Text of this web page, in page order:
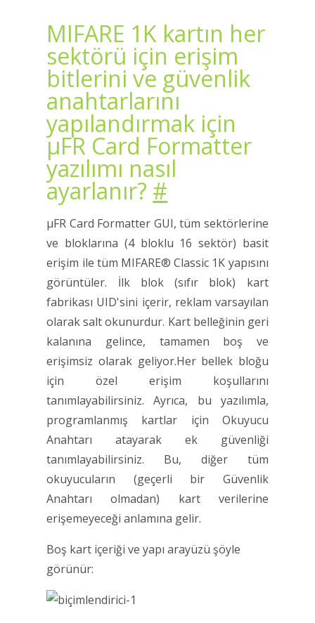
MIFARE 1K kartın her
sektörü için erişim
bitlerini ve güvenlik
anahtarlarını
yapılandırmak için
μFR Card Formatter
yazılımı nasıl
ayarlanır? #
μFR Card Formatter GUI, tüm sektörlerine
ve bloklarına (4 bloklu 16 sektör) basit
erişim ile tüm MIFARE® Classic 1K yapısını
görüntüler. İlk blok (sıfır blok) kart
fabrikası UID'sini içerir, reklam varsayılan
olarak salt okunurdur. Kart belleğinin geri
kalanına gelince, tamamen boş ve
erişimsiz olarak geliyor.Her bellek bloğu
için özel erişim koşullarını
tanımlayabilirsiniz. Ayrıca, bu yazılımla,
programlanmış kartlar için Okuyucu
Anahtarı atayarak ek güvenliği
tanımlayabilirsiniz. Bu, diğer tüm
okuyucuların (geçerli bir Güvenlik
Anahtarı olmadan) kart verilerine
erişemeyeceği anlamına gelir.
Boş kart içeriği ve yapı arayüzü şöyle
görünür: